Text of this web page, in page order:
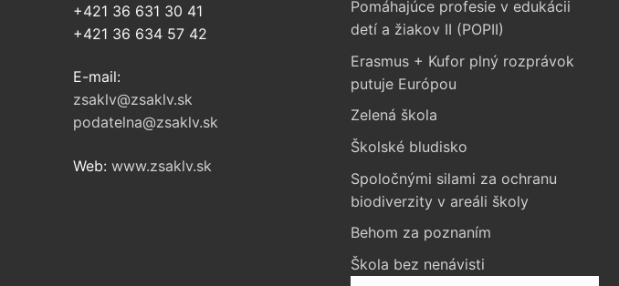
+421 36 631 30 41
+421 36 634 57 42
E-mail:
zsaklv@zsaklv.sk
podatelna@zsaklv.sk
Web: www.zsaklv.sk
Pomáhajúce profesie v edukácii
detí a žiakov II (POPII)
Erasmus + Kufor plný rozprávok
putuje Európou
Zelená škola
Školské bludisko
Spoločnými silami za ochranu
biodiverzity v areáli školy
Behom za poznaním
Škola bez nenávisti